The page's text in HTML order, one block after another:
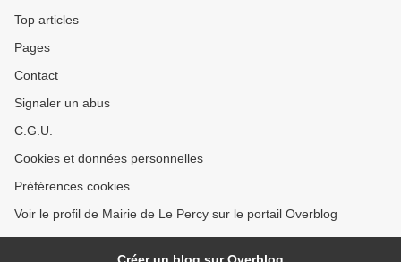
Top articles
Pages
Contact
Signaler un abus
C.G.U.
Cookies et données personnelles
Préférences cookies
Voir le profil de Mairie de Le Percy sur le portail Overblog